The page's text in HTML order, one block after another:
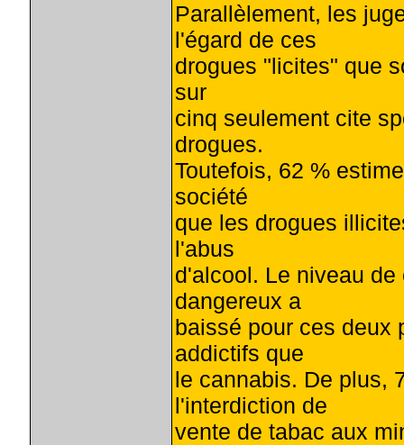
Parallèlement, les
l'égard de ces
drogues "licites" que
sur
cinq seulement cite
drogues.
Toutefois, 62 %
société
que les drogues
l'abus
d'alcool. Le niveau
dangereux a
baissé pour ces deux
addictifs que
le cannabis. De plus,
l'interdiction de
vente de tabac aux